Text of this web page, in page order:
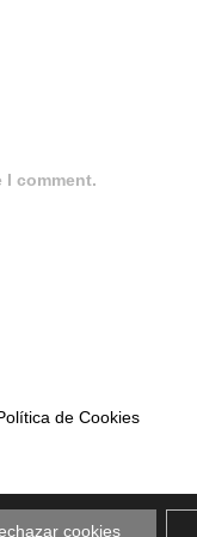
I comment.
de Cookies
cookies